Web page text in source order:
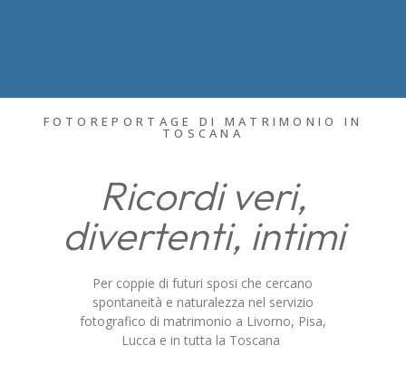
FOTOREPORTAGE DI MATRIMONIO IN
TOSCANA
Ricordi veri,
divertenti, intimi
Per coppie di futuri sposi che cercano
spontaneità e naturalezza nel servizio
fotografico di matrimonio a Livorno, Pisa,
Lucca e in tutta la Toscana